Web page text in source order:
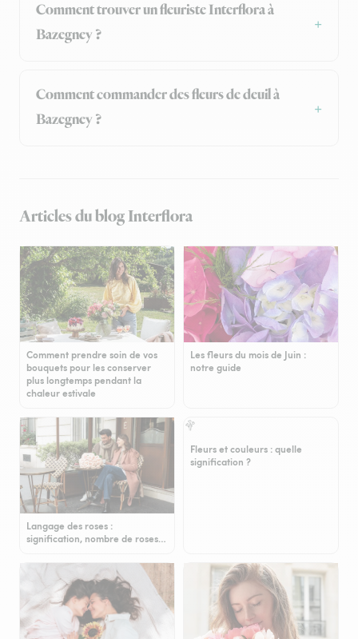
Comment trouver un fleuriste Interflora à
Bazegney ?
Comment commander des fleurs de deuil à
Bazegney ?
Articles du blog Interflora
Comment prendre soin de vos
bouquets pour les conserver
plus longtemps pendant la
chaleur estivale
Les fleurs du mois de Juin :
notre guide
Langage des roses :
signification, nombre de roses…
Fleurs et couleurs : quelle
signification ?